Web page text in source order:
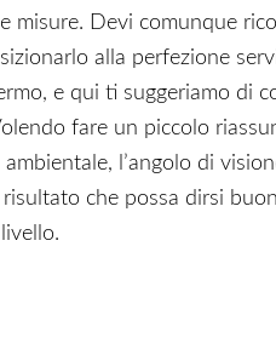
misure. Devi comunque
alla perfezione
e qui ti suggeriamo di
fare un piccolo
l’angolo di
che possa dirsi